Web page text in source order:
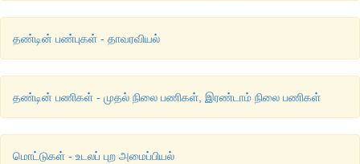
தண்டின் பண்புகள் - தாவரவியல்
தண்டின் பணிகள் - முதல் நிலை பணிகள், இரண்டாம் நிலை பணிகள்
மொட்டுகள் - உடலப் புற அமைப்பியல்